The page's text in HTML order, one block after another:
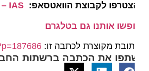
לקבוצת הוואטסאפ: IAS – חדשות ועדכוני תיירות מהארץ ומהעולם
אותנו גם בטלגרם
מקוצרת לכתבה זו:
את הכתבה ברשתות